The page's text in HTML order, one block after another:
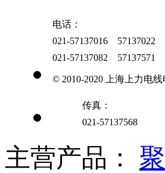
电话：
021-57137016 57137022
021-57137082 57137571
© 2010-2020 上海上力电
传真：
021-57137568
主营产品：